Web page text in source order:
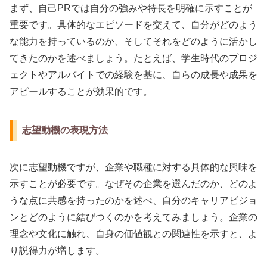
まず、自己PRでは自分の強みや特長を明確に示すことが
重要です。具体的なエピソードを交えて、自分がどのよう
な能力を持っているのか、そしてそれをどのように活かし
てきたのかを述べましょう。たとえば、学生時代のプロジ
ェクトやアルバイトでの経験を基に、自らの成長や成果を
アピールすることが効果的です。
志望動機の表現方法
次に志望動機ですが、企業や職種に対する具体的な興味を
示すことが必要です。なぜその企業を選んだのか、どのよ
うな点に共感を持ったのかを述べ、自分のキャリアビジョ
ンとどのように結びつくのかを考えてみましょう。企業の
理念や文化に触れ、自身の価値観との関連性を示すと、よ
り説得力が増します。